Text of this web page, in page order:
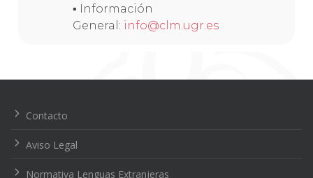
▪ Información
General: info@clm.ugr.es
de
Contacto
Aviso Legal
Normativa Lenguas Extranjeras